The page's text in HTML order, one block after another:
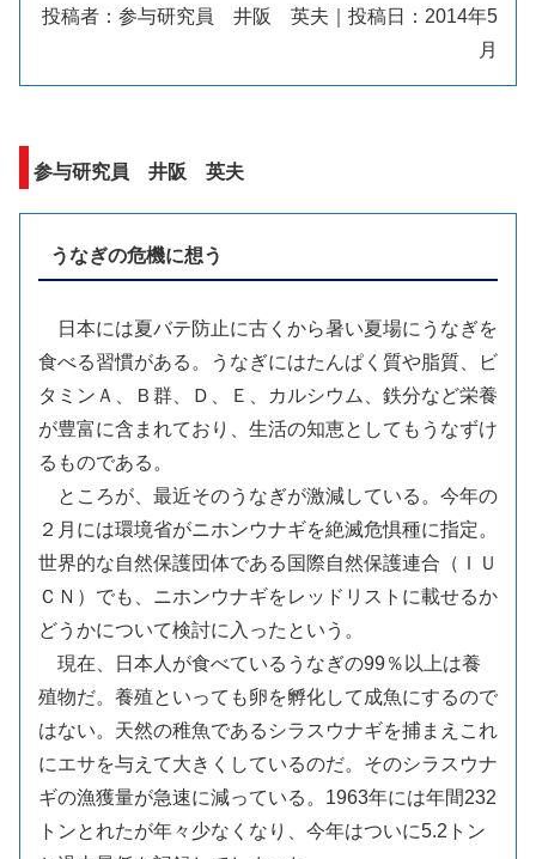
投稿者：参与研究員 井阪 英夫｜投稿日：2014年5
月
参与研究員 井阪 英夫
うなぎの危機に想う
日本には夏バテ防止に古くから暑い夏場にうなぎを
食べる習慣がある。うなぎにはたんぱく質や脂質、ビ
タミンＡ、Ｂ群、Ｄ、Ｅ、カルシウム、鉄分など栄養
が豊富に含まれており、生活の知恵としてもうなずけ
るものである。
ところが、最近そのうなぎが激減している。今年の
２月には環境省がニホンウナギを絶滅危惧種に指定。
世界的な自然保護団体である国際自然保護連合（ＩＵ
ＣＮ）でも、ニホンウナギをレッドリストに載せるか
どうかについて検討に入ったという。
現在、日本人が食べているうなぎの99％以上は養
殖物だ。養殖といっても卵を孵化して成魚にするので
はない。天然の稚魚であるシラスウナギを捕まえこれ
にエサを与えて大きくしているのだ。そのシラスウナ
ギの漁獲量が急速に減っている。1963年には年間232
トンとれたが年々少なくなり、今年はついに5.2トン